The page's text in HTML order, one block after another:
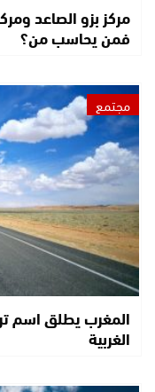
مركز بزو الصاعد
فمن يحاسب من؟
مجتمع
المغرب يطلق اسم
الغربية